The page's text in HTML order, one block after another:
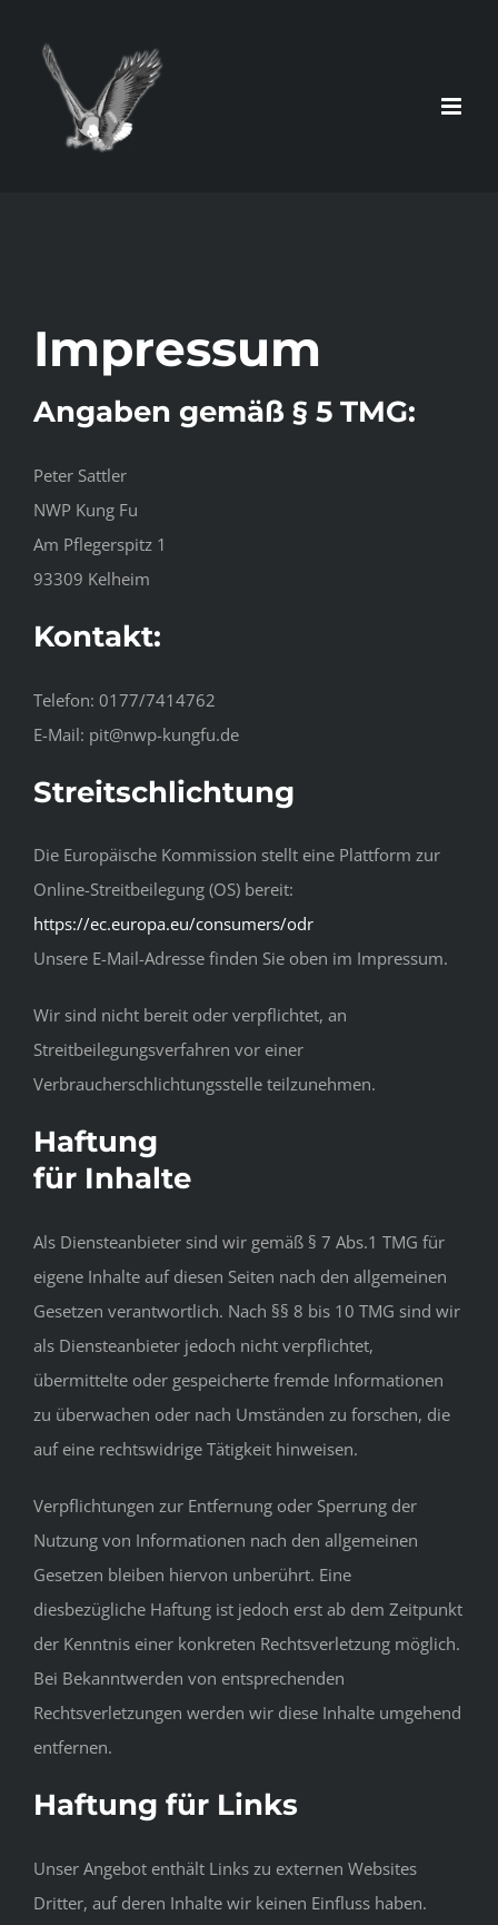
springen
Impressum
Angaben gemäß § 5 TMG:
Peter Sattler
NWP Kung Fu
Am Pflegerspitz 1
93309 Kelheim
Kontakt:
Telefon: 0177/7414762
E-Mail: pit@nwp-kungfu.de
Streitschlichtung
Die Europäische Kommission stellt eine Plattform zur
Online-Streitbeilegung (OS) bereit:
https://ec.europa.eu/consumers/odr
Unsere E-Mail-Adresse finden Sie oben im Impressum.
Wir sind nicht bereit oder verpflichtet, an
Streitbeilegungsverfahren vor einer
Verbraucherschlichtungsstelle teilzunehmen.
Haftung
für Inhalte
Als Diensteanbieter sind wir gemäß § 7 Abs.1 TMG für
eigene Inhalte auf diesen Seiten nach den allgemeinen
Gesetzen verantwortlich. Nach §§ 8 bis 10 TMG sind wir
als Diensteanbieter jedoch nicht verpflichtet,
übermittelte oder gespeicherte fremde Informationen
zu überwachen oder nach Umständen zu forschen, die
auf eine rechtswidrige Tätigkeit hinweisen.
Verpflichtungen zur Entfernung oder Sperrung der
Nutzung von Informationen nach den allgemeinen
Gesetzen bleiben hiervon unberührt. Eine
diesbezügliche Haftung ist jedoch erst ab dem Zeitpunkt
der Kenntnis einer konkreten Rechtsverletzung möglich.
Bei Bekanntwerden von entsprechenden
Rechtsverletzungen werden wir diese Inhalte umgehend
entfernen.
Haftung für Links
Unser Angebot enthält Links zu externen Websites
Dritter, auf deren Inhalte wir keinen Einfluss haben.